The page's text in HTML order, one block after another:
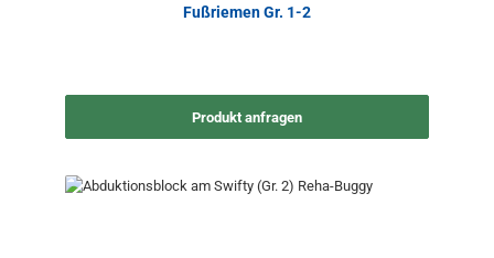
Fußriemen Gr. 1-2
Produkt anfragen